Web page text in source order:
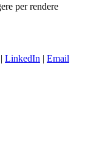
per rendere
| LinkedIn | Email